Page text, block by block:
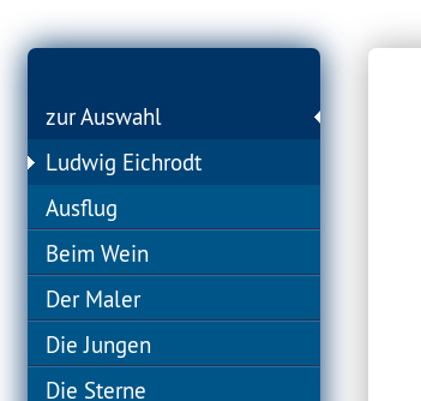
zur Auswahl
Ludwig Eichrodt
Ausflug
Beim Wein
Der Maler
Die Jungen
Die Sterne